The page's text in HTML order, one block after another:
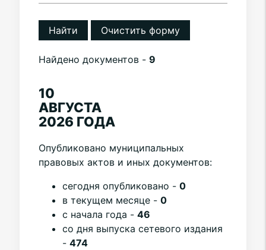
Найти Очистить форму
Найдено документов - 9
10
АВГУСТА
2026 ГОДА
Опубликовано муниципальных
правовых актов и иных документов:
cегодня опубликовано - 0
в текущем месяце - 0
с начала года - 46
со дня выпуска сетевого издания
- 474